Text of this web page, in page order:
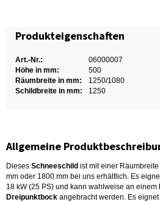
Produkteigenschaften
Art.-Nr.:
06000007
Höhe in mm:
500
Räumbreite in mm:
1250/1080
Schildbreite in mm:
1250
Allgemeine
Dieses Schneeschild ist mit einer
mm oder 1800 mm bei uns erhältlich. Es
18 kW (25 PS) und kann wahlweise an einem
Dreipunktbock angebracht werden. Es